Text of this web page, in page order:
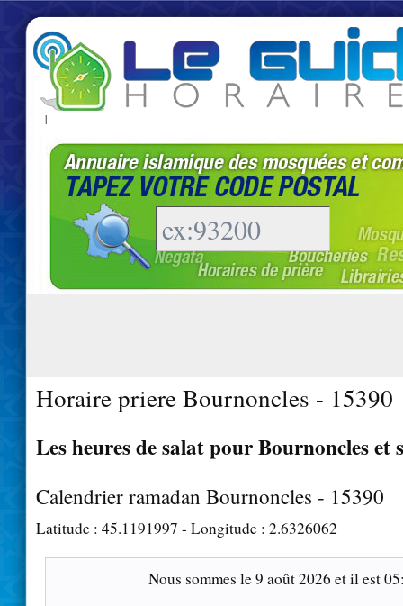
|
Horaire priere Bournoncles - 15390
Les heures de salat pour Bournoncles et
Calendrier ramadan Bournoncles - 15390
Latitude : 45.1191997 - Longitude : 2.6326062
Nous sommes le9 août 2026 et il est